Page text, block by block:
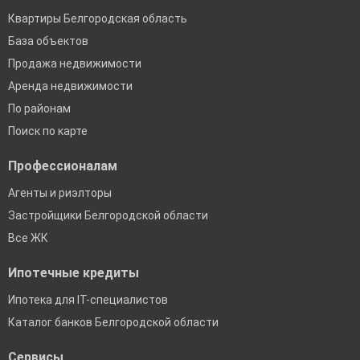
Квартиры Белгородская область
База объектов
Продажа недвижимости
Аренда недвижимости
По районам
Поиск по карте
Профессионалам
Агенты и риэлторы
Застройщики Белгородской области
Все ЖК
Ипотечные кредиты
Ипотека для IT-специалистов
Каталог банков Белгородской области